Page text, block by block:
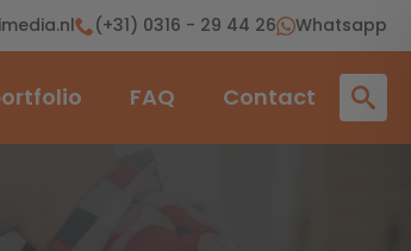
(+31) 0316 - 29 44 26 Whatsapp
FAQ Contact